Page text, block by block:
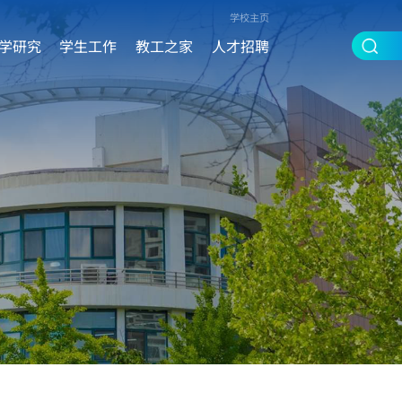
学校主页
研究 学生工作 教工之家 人才招聘